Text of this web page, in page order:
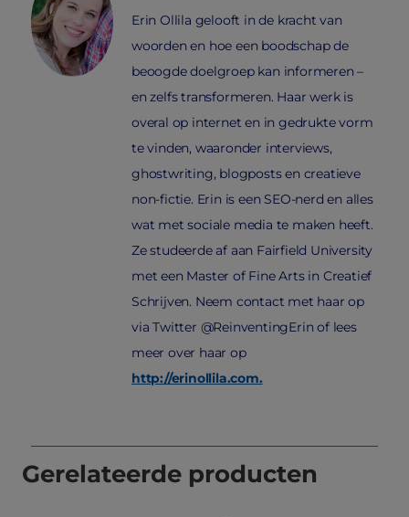
Erin Ollila gelooft in de kracht van
woorden en hoe een boodschap de
beoogde doelgroep kan informeren –
en zelfs transformeren. Haar werk is
overal op internet en in gedrukte vorm
te vinden, waaronder interviews,
ghostwriting, blogposts en creatieve
non-fictie. Erin is een SEO-nerd en alles
wat met sociale media te maken heeft.
Ze studeerde af aan Fairfield University
met een Master of Fine Arts in Creatief
Schrijven. Neem contact met haar op
via Twitter @ReinventingErin of lees
meer over haar op
http://erinollila.com.
Gerelateerde producten